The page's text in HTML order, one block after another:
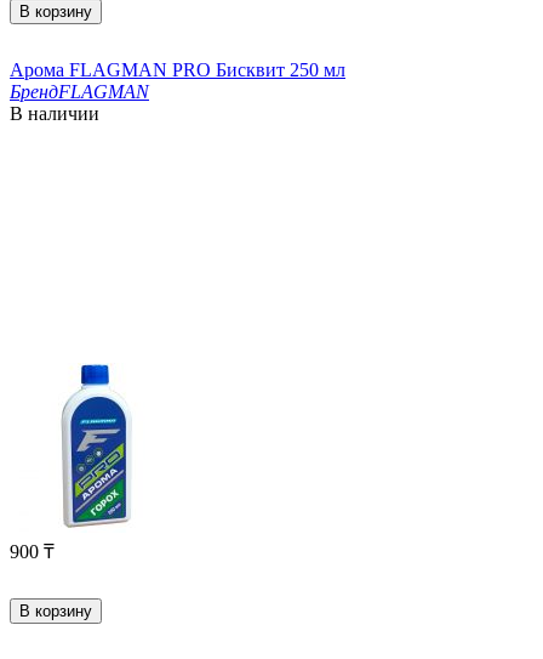
В корзину
Арома FLAGMAN PRO Бисквит 250 мл
БрендFLAGMAN
В наличии
900 ₸
В корзину